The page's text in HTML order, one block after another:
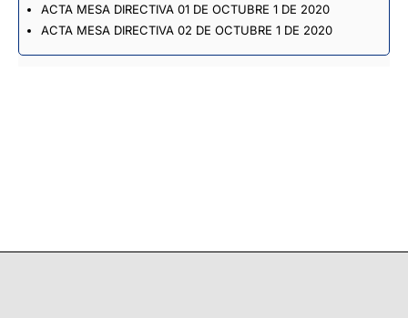
ACTA MESA DIRECTIVA 01 DE OCTUBRE 1 DE 2020
ACTA MESA DIRECTIVA 02 DE OCTUBRE 1 DE 2020